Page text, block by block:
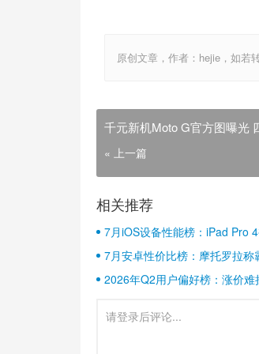
原创文章，作者：hejie，如若
千元新机Moto G官方图曝光
« 上一篇
相关推荐
7月iOS设备性能榜：iPad Pro
7月安卓性价比榜：摩托罗拉
2026年Q2用户偏好榜：涨价难